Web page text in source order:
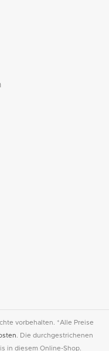
vorbehalten. *Alle Preise
. Die durchgestrichenen
in diesem Online-Shop.